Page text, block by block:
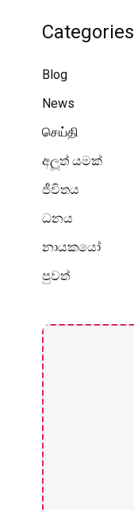
Categories
Blog
News
செய்தி
අලූත් යමක්
ජීවිතය
ධනය
නායකයෝ
පුවත්